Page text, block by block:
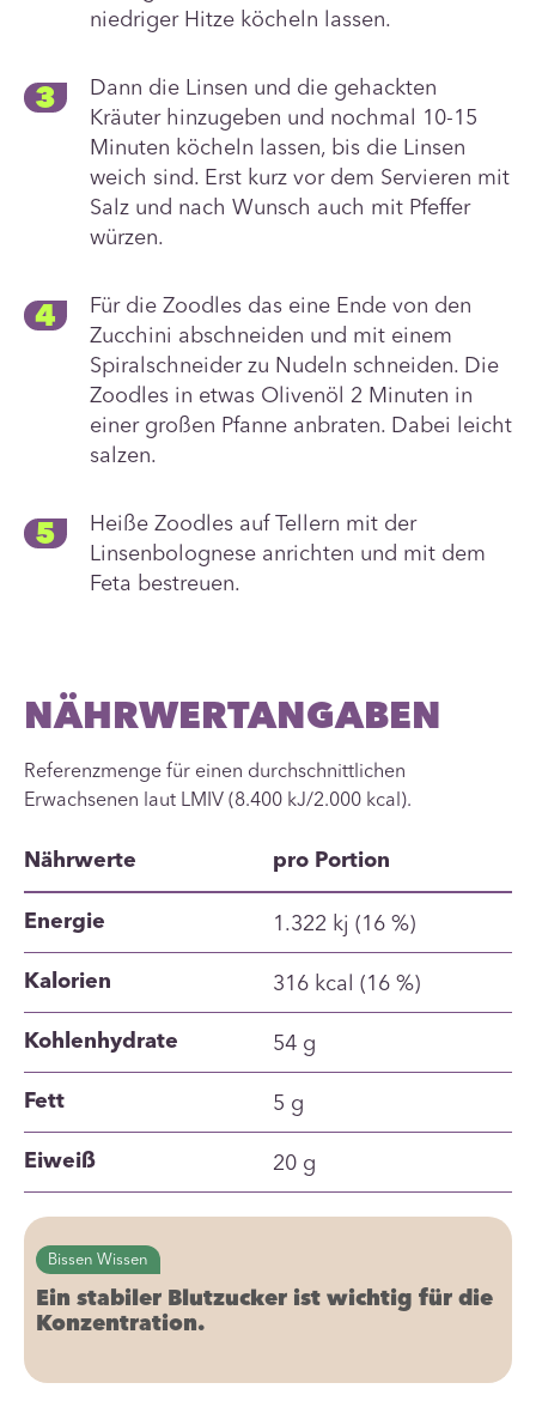
niedriger Hitze köcheln lassen.
Dann die Linsen und die gehackten
Kräuter hinzugeben und nochmal 10-15
Minuten köcheln lassen, bis die Linsen
weich sind. Erst kurz vor dem Servieren mit
Salz und nach Wunsch auch mit Pfeffer
würzen.
Für die Zoodles das eine Ende von den
Zucchini abschneiden und mit einem
Spiralschneider zu Nudeln schneiden. Die
Zoodles in etwas Olivenöl 2 Minuten in
einer großen Pfanne anbraten. Dabei leicht
salzen.
Heiße Zoodles auf Tellern mit der
Linsenbolognese anrichten und mit dem
Feta bestreuen.
NÄHRWERTANGABEN
Referenzmenge für einen durchschnittlichen
Erwachsenen laut LMIV (8.400 kJ/2.000 kcal).
Nährwerte pro Portion
Energie 1.322 kj (16 %)
Kalorien 316 kcal (16 %)
Kohlenhydrate 54 g
Fett 5 g
Eiweiß 20 g
Bissen Wissen
Ein stabiler Blutzucker ist wichtig für die
Konzentration.